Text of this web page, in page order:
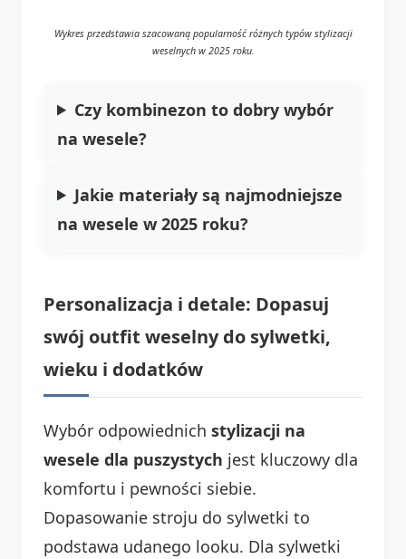
Wykres przedstawia szacowaną popularność różnych typów stylizacji
weselnych w 2025 roku.
Czy kombinezon to dobry wybór
na wesele?
Jakie materiały są najmodniejsze
na wesele w 2025 roku?
Personalizacja i detale: Dopasuj
swój outfit weselny do sylwetki,
wieku i dodatków
Wybór odpowiednich stylizacji na
wesele dla puszystych jest kluczowy dla
komfortu i pewności siebie.
Dopasowanie stroju do sylwetki to
podstawa udanego looku. Dla sylwetki